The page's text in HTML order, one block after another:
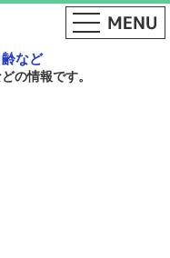
など
の情報です。